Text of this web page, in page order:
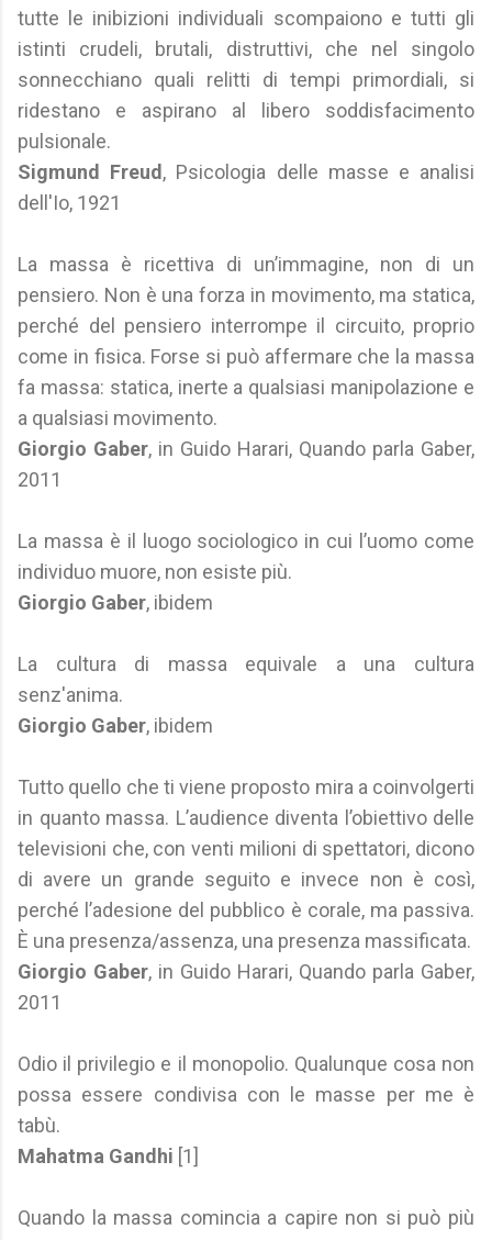
tutte le inibizioni individuali scompaiono e tutti gli
istinti crudeli, brutali, distruttivi, che nel singolo
sonnecchiano quali relitti di tempi primordiali, si
ridestano e aspirano al libero soddisfacimento
pulsionale.
Sigmund Freud , Psicologia delle masse e analisi
dell'Io, 1921
La massa è ricettiva di un’immagine, non di un
pensiero. Non è una forza in movimento, ma statica,
perché del pensiero interrompe il circuito, proprio
come in fisica. Forse si può affermare che la massa
fa massa: statica, inerte a qualsiasi manipolazione e
a qualsiasi movimento.
Giorgio Gaber, in Guido Harari, Quando parla Gaber,
2011
La massa è il luogo sociologico in cui l’uomo come
individuo muore, non esiste più.
Giorgio Gaber, ibidem
La cultura di massa equivale a una cultura
senz'anima.
Giorgio Gaber, ibidem
Tutto quello che ti viene proposto mira a coinvolgerti
in quanto massa. L’audience diventa l’obiettivo delle
televisioni che, con venti milioni di spettatori, dicono
di avere un grande seguito e invece non è così,
perché l’adesione del pubblico è corale, ma passiva.
È una presenza/assenza, una presenza massificata.
Giorgio Gaber, in Guido Harari, Quando parla Gaber,
2011
Odio il privilegio e il monopolio. Qualunque cosa non
possa essere condivisa con le masse per me è
tabù.
Mahatma Gandhi [1]
Quando la massa comincia a capire non si può più